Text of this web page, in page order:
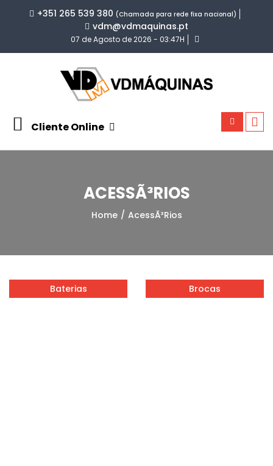
+351 265 539 380 (Chamada para rede fixa nacional)
vdm@vdmaquinas.pt
07 de Agosto de 2026 - 03:47H
Cliente Online
ACESSÃ³RIOS
Home AcessÃ³rios
Baterias Brocas